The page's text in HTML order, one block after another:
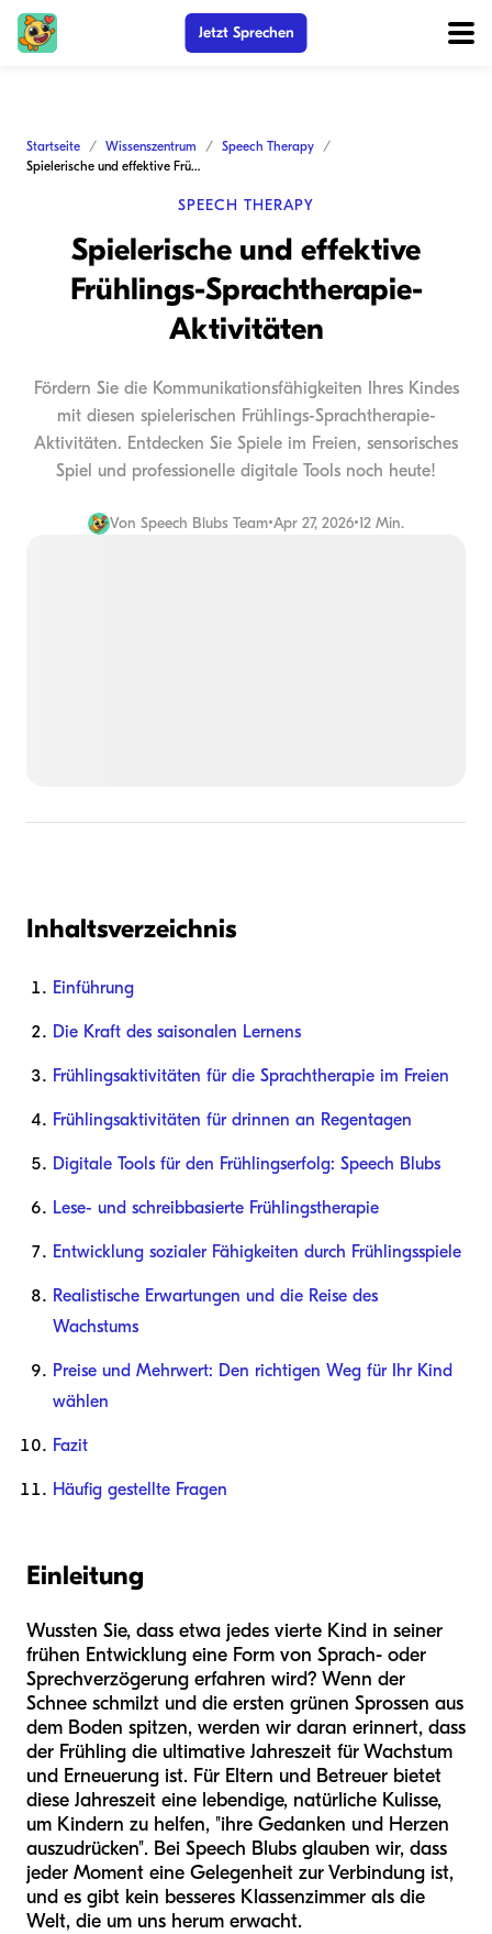
Jetzt Sprechen
Startseite Wissenszentrum
Speech Therapy
Spielerische und effektive Frühlings-Sprachtherapie-Aktivitäten
SPEECH THERAPY
Spielerische und effektive
Frühlings-Sprachtherapie-
Aktivitäten
Fördern Sie die Kommunikationsfähigkeiten Ihres Kindes
mit diesen spielerischen Frühlings-Sprachtherapie-
Aktivitäten. Entdecken Sie Spiele im Freien, sensorisches
Spiel und professionelle digitale Tools noch heute!
Von Speech Blubs Team•Apr 27, 2026•12 Min.
Inhaltsverzeichnis
Einführung
Die Kraft des saisonalen Lernens
Frühlingsaktivitäten für die Sprachtherapie im Freien
Frühlingsaktivitäten für drinnen an Regentagen
Digitale Tools für den Frühlingserfolg: Speech Blubs
Lese- und schreibbasierte Frühlingstherapie
Entwicklung sozialer Fähigkeiten durch Frühlingsspiele
Realistische Erwartungen und die Reise des
Wachstums
Preise und Mehrwert: Den richtigen Weg für Ihr Kind
wählen
Fazit
Häufig gestellte Fragen
Einleitung
Wussten Sie, dass etwa jedes vierte Kind in seiner
frühen Entwicklung eine Form von Sprach- oder
Sprechverzögerung erfahren wird? Wenn der
Schnee schmilzt und die ersten grünen Sprossen aus
dem Boden spitzen, werden wir daran erinnert, dass
der Frühling die ultimative Jahreszeit für Wachstum
und Erneuerung ist. Für Eltern und Betreuer bietet
diese Jahreszeit eine lebendige, natürliche Kulisse,
um Kindern zu helfen, "ihre Gedanken und Herzen
auszudrücken". Bei Speech Blubs glauben wir, dass
jeder Moment eine Gelegenheit zur Verbindung ist,
und es gibt kein besseres Klassenzimmer als die
Welt, die um uns herum erwacht.